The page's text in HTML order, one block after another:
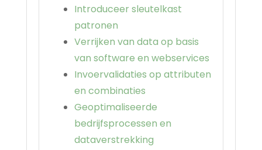
Introduceer sleutelkast
patronen
Verrijken van data op basis
van software en webservices
Invoervalidaties op attributen
en combinaties
Geoptimaliseerde
bedrijfsprocessen en
dataverstrekking